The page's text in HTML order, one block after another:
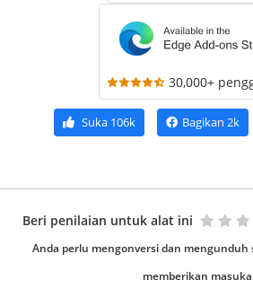
30,000+
Suka106k Bagikan 2k
Beri penilaian untuk alat ini
Anda perlu mengonversi dan
memberikan